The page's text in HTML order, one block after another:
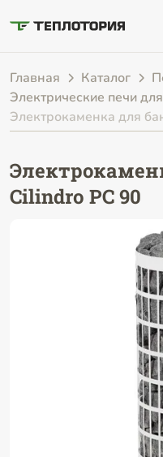
Главная Каталог
Электрические печи
Электрокаменка для
Cilindro PC 90